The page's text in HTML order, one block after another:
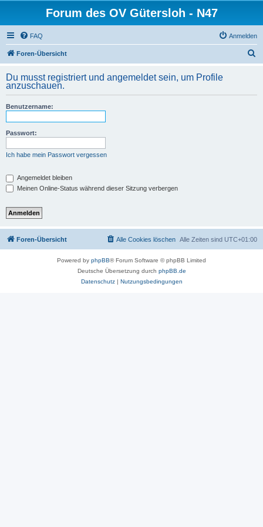
Forum des OV Gütersloh - N47
FAQ Anmelden
Foren-Übersicht
h
Du musst registriert und angemeldet sein, um Profile
anzuschauen.
Benutzername:
Passwort:
Ich habe mein Passwort vergessen
Angemeldet bleiben
Meinen Online-Status während dieser Sitzung verbergen
Foren-Übersicht Alle Zeiten sind UTC+01:00
Alle Cookies löschen
Powered by phpBB® Forum Software © phpBB Limited
Deutsche Übersetzung durch phpBB.de
Datenschutz| Nutzungsbedingungen